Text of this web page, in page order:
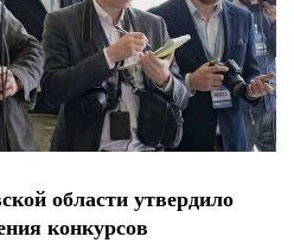
области утвердило
конкурсов
конфиденциальности и
конфиденциальности и